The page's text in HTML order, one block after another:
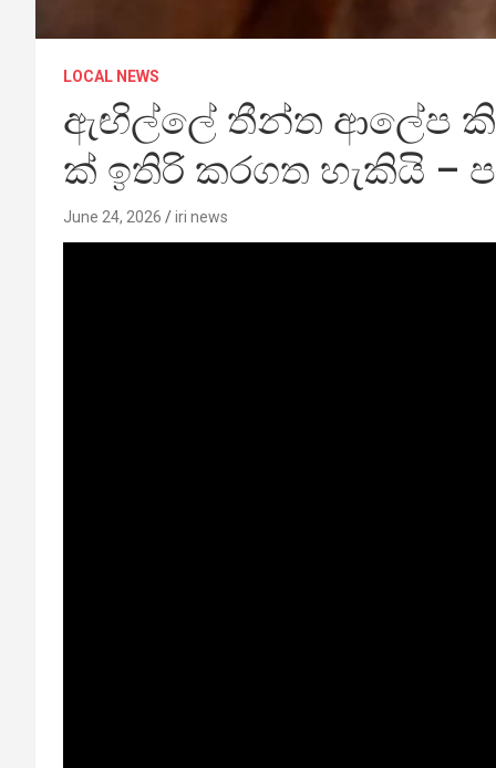
LOCAL NEWS
ඇඟිල්ලේ තීන්ත ආලේප
ක් ඉතිරි කරගත හැකියි –
June 24, 2026 iri news